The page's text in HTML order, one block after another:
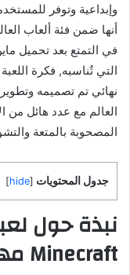
وإبداعية وتوفر
أنها ضمن فئة ألعاب
في التمتع بعد تحميل
التي تٌناسبه, فكرة
نهائي تم تصميمه
العالم مع عدد هائل من
المصحوبة بالمتعة
جدول المحتويات [
hide
]
نبذة حول
Minecraft مهكرة للاندرويد اخر اصدار